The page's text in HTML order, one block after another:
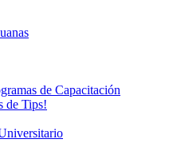
de Capacitación
de Tips!